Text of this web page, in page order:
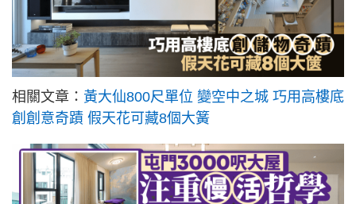
相關文章： 黃大仙800尺單位 變空中之城 巧用高樓底
創創意奇蹟 假天花可藏8個大簧